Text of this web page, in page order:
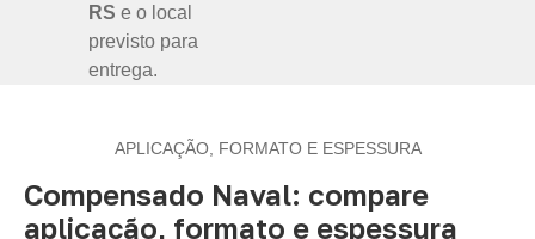
RS e o local
previsto para
entrega.
APLICAÇÃO, FORMATO E ESPESSURA
Compensado Naval: compare
aplicação, formato e espessura